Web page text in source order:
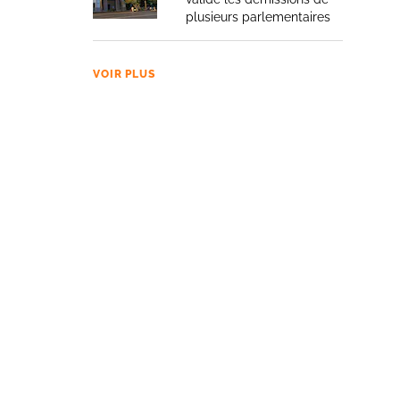
plusieurs parlementaires
VOIR PLUS